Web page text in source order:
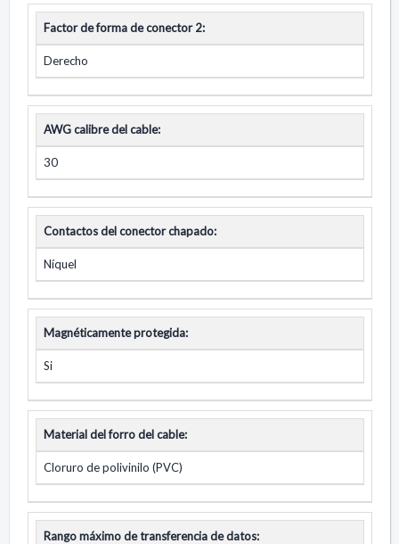
Factor de forma de conector 2:
Derecho
AWG calibre del cable:
30
Contactos del conector chapado:
Níquel
Magnéticamente protegida:
Si
Material del forro del cable:
Cloruro de polivinilo (PVC)
Rango máximo de transferencia de datos: